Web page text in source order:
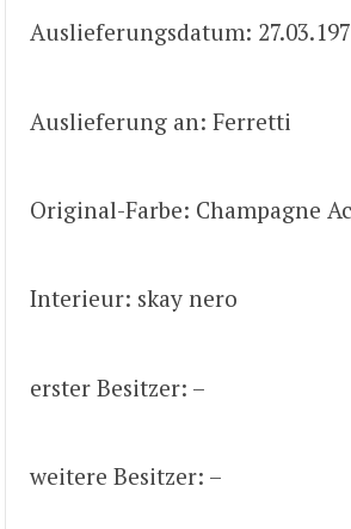
Auslieferungsdatum:
Auslieferung an: Ferretti
Original-Farbe: Champagne
Interieur: skay nero
erster Besitzer: –
weitere Besitzer: –